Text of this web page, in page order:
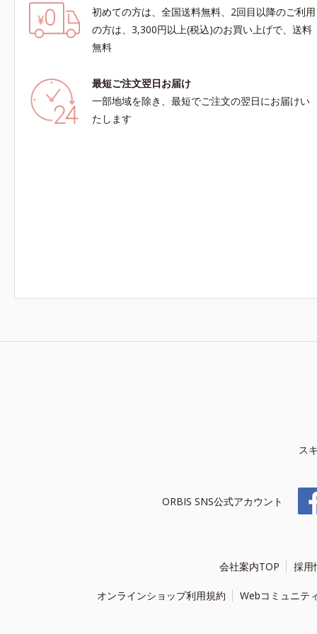
初めての方は、全国送料無料、2回目以降のご利用
の方は、3,300円以上(税込)のお買い上げで、送料
無料
最短ご注文翌日お届け
一部地域を除き、最短でご注文の翌日にお届けい
たします
ス
ORBIS SNS公式アカウント
会社案内TOP 採用
オンラインショップ利用規約 Webコミュニテ